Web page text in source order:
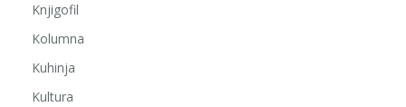
Knjigofil
Kolumna
Kuhinja
Kultura